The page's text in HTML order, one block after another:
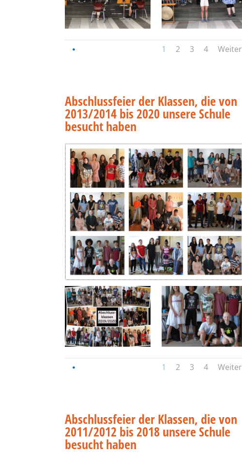
1 2 3 4 Weiter
Abschlussfeier der Klassen, die von
2013/2014 bis 2020 unsere Schule
besucht haben
1 2 3 4 Weiter
Abschlussfeier der Klassen, die von
2011/2012 bis 2018 unsere Schule
besucht haben